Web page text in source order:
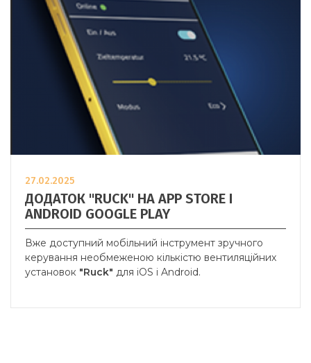
27.02.2025
ДОДАТОК "RUCK" НА APP STORE I
ANDROID GOOGLE PLAY
Вже доступний мобільний інструмент зручного
керування необмеженою кількістю вентиляційних
установок "Ruck" для iOS і Android.